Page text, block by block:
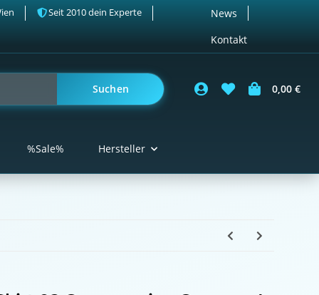
News
Kontakt
Seit 2010 dein Experte
Suchen 0,00 €
%Sale% Hersteller